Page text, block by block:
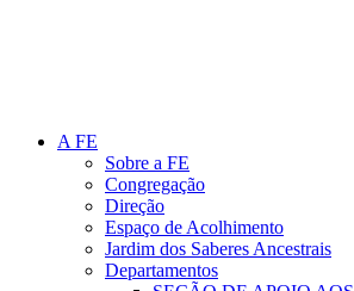
A FE
Sobre a FE
Congregação
Direção
Espaço de Acolhimento
Jardim dos Saberes Ancestrais
Departamentos